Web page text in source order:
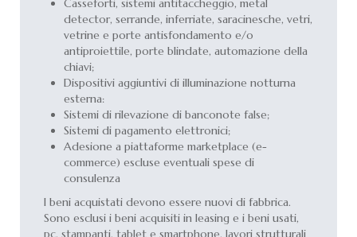
Casseforti, sistemi antitaccheggio, metal
detector, serrande, inferriate, saracinesche, vetri,
vetrine e porte antisfondamento e/o
antiproiettile, porte blindate, automazione della
chiavi;
Dispositivi aggiuntivi di illuminazione notturna
esterna:
Sistemi di rilevazione di banconote false;
Sistemi di pagamento elettronici;
Adesione a piattaforme marketplace (e-
commerce) escluse eventuali spese di
consulenza
I beni acquistati devono essere nuovi di fabbrica.
Sono esclusi i beni acquisiti in leasing e i beni usati,